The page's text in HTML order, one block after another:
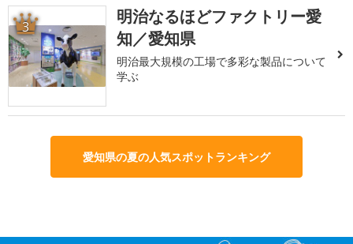
3
明治なるほどファクトリー愛
知／愛知県
明治最大規模の工場で多彩な製品について
学ぶ
愛知県の夏の人気スポットランキング